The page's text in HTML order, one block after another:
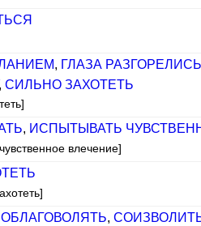
, ГЛАЗА РАЗГОРЕЛИСЬ
СИЛЬНО ЗАХОТЕТЬ
, ИСПЫТЫВАТЬ
влечение]
,